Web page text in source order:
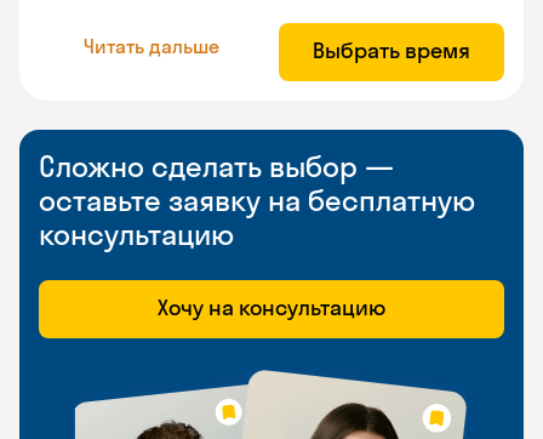
Читать дальше Выбрать время
Сложно сделать выбор —
оставьте заявку на бесплатную
консультацию
Хочу на консультацию